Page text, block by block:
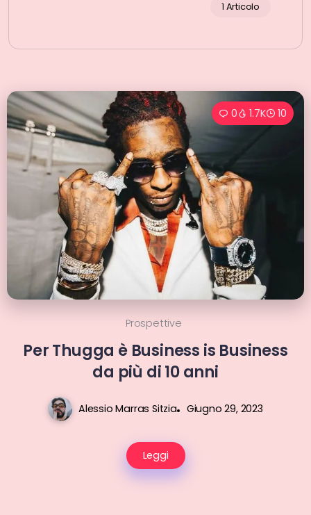
1 Articolo
0 1.7K 10
Prospettive
Per Thugga è Business is Business
da più di 10 anni
Alessio Marras Sitzia Giugno 29, 2023
Leggi